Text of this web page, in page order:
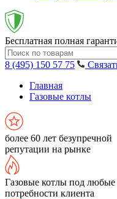
Бесплатная полная
8 (495) 150 57 75
Главная
Газовые котлы
более 60 лет безупречной
репутации на рынке
Газовые котлы под любые
потребности клиента